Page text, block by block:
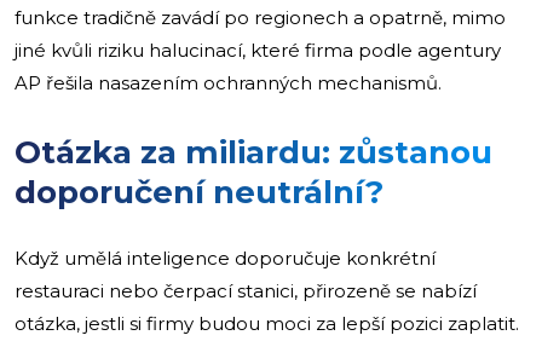
funkce tradičně zavádí po regionech a opatrně, mimo
jiné kvůli riziku halucinací, které firma podle agentury
AP řešila nasazením ochranných mechanismů.
Otázka za miliardu: zůstanou
doporučení neutrální?
Když umělá inteligence doporučuje konkrétní
restauraci nebo čerpací stanici, přirozeně se nabízí
otázka, jestli si firmy budou moci za lepší pozici zaplatit.